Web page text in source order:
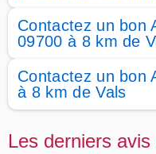
Contactez un bon
09700 à 8 km de
Contactez un bon
à 8 km de Vals
Les derniers